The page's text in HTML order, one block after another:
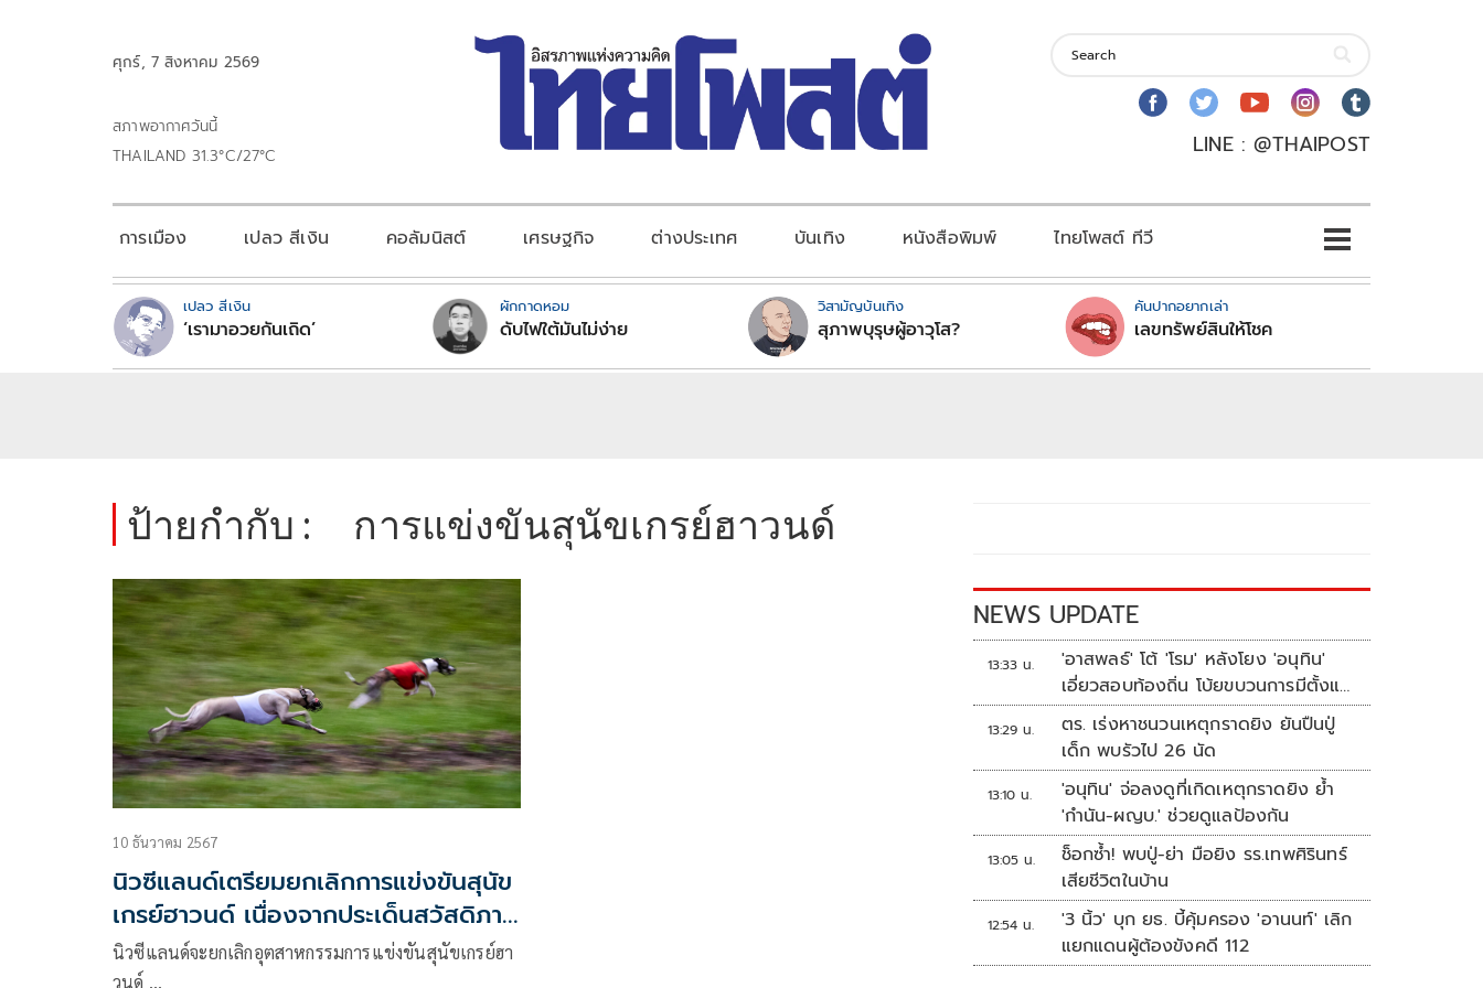
ศุกร์, 7 สิงหาคม 2569
สภาพอากาศวันนี้
THAILAND 31.3°C/27°C
LINE : @THAIPOST
การเมือง เปลว สีเงิน คอลัมนิสต์ เศรษฐกิจ ต่างประเทศ บันเทิง หนังสือพิมพ์ ไทยโพสต์ ทีวี
เปลว สีเงิน
‘เรามาอวยกันเถิด’
ผักกาดหอม
ดับไฟใต้มันไม่ง่าย
วิสามัญบันเทิง
สุภาพบุรุษผู้อาวุโส?
คันปากอยากเล่า
เลขทรัพย์สินให้โชค
ป้ายกำกับ : การแข่งขันสุนัขเกรย์ฮาวนด์
10 ธันวาคม 2567
นิวซีแลนด์เตรียมยกเลิกการแข่งขันสุนัข
เกรย์ฮาวนด์ เนื่องจากประเด็นสวัสดิภาพ
สัตว์
นิวซีแลนด์จะยกเลิกอุตสาหกรรมการแข่งขันสุนัขเกรย์ฮา
วนด์ …
NEWS UPDATE
13:33 น.
'อาสพลธ์' โต้ 'โรม' หลังโยง 'อนุทิน'
เอี่ยวสอบท้องถิ่น โบ้ยขบวนการมีตั้งแต่
ปี 62-64
13:29 น.
ตร. เร่งหาชนวนเหตุกราดยิง ยันปืนปู่
เด็ก พบรัวไป 26 นัด
13:10 น.
'อนุทิน' จ่อลงดูที่เกิดเหตุกราดยิง ย้ำ
'กำนัน-ผญบ.' ช่วยดูแลป้องกัน
13:05 น.
ช็อกซ้ำ! พบปู่-ย่า มือยิง รร.เทพศิรินทร์
เสียชีวิตในบ้าน
12:54 น.
'3 นิ้ว' บุก ยธ. บี้คุ้มครอง 'อานนท์' เลิก
แยกแดนผู้ต้องขังคดี 112